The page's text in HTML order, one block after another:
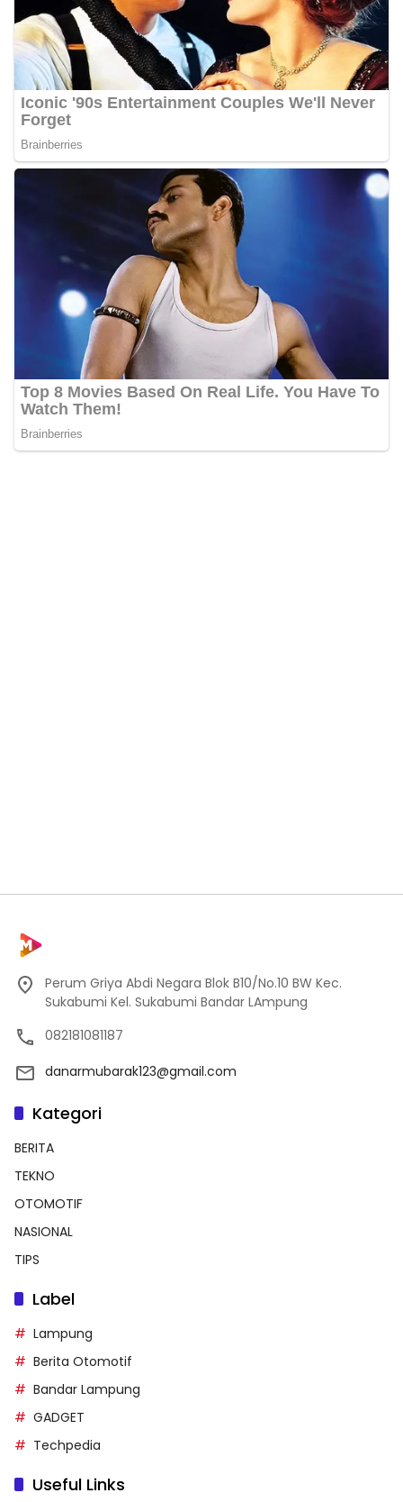
Perum Griya Abdi Negara Blok B10/No.10 BW Kec.
Sukabumi Kel. Sukabumi Bandar LAmpung
082181081187
danarmubarak123@gmail.com
Kategori
BERITA
TEKNO
OTOMOTIF
NASIONAL
TIPS
Label
Lampung
Berita Otomotif
Bandar Lampung
GADGET
Techpedia
Useful Links